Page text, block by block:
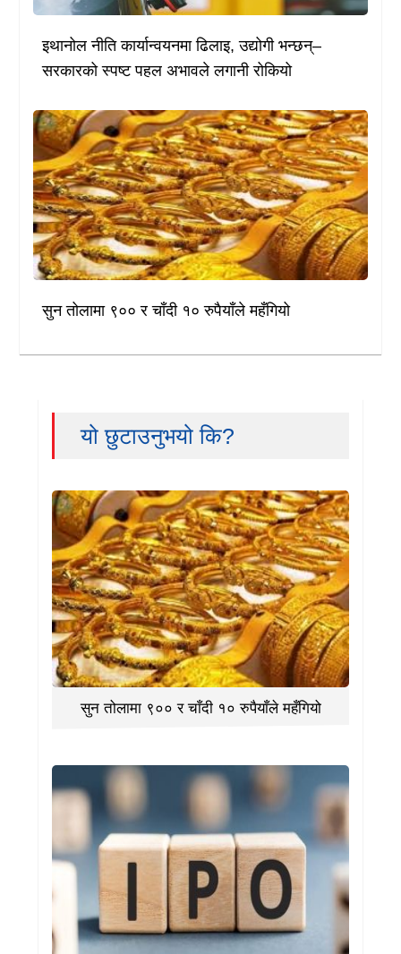
इथानोल नीति कार्यान्वयनमा ढिलाइ, उद्योगी भन्छन्–
सरकारको स्पष्ट पहल अभावले लगानी रोकियो
सुन तोलामा ९०० र चाँदी १० रुपैयाँले महँगियो
यो छुटाउनुभयो कि?
सुन तोलामा ९०० र चाँदी १० रुपैयाँले महँगियो